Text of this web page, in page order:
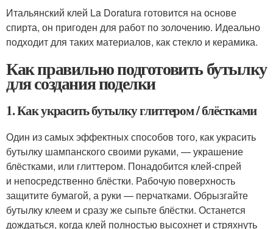
Итальянский клей La Doratura готовится на основе
спирта, он пригоден для работ по золочению. Идеально
подходит для таких материалов, как стекло и керамика.
Как правильно подготовить бутылку
для создания поделки
1. Как украсить бутылку глиттером / блёстками
Один из самых эффектных способов того, как украсить
бутылку шампанского своими руками, — украшение
блёстками, или глиттером. Понадобится клей-спрей
и непосредственно блёстки. Рабочую поверхность
защитите бумагой, а руки — перчатками. Обрызгайте
бутылку клеем и сразу же сыпьте блёстки. Останется
дождаться, когда клей полностью высохнет и стряхнуть